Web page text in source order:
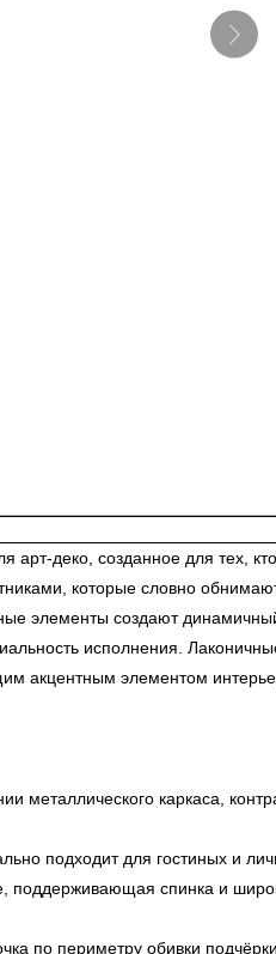
арт-деко, созданное для тех,
которые словно
элементы создают
исполнения.
акцентным элементом
металлического каркаса,
подходит для гостиных и
поддерживающая спинка и
по периметру обивки